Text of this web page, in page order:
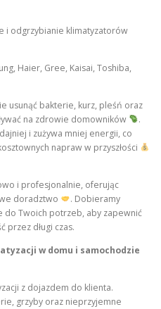
i odgrzybianie klimatyzatorów
Haier, Gree, Kaisai, Toshiba,
usunąć bakterie, kurz, pleśń oraz
na zdrowie domowników
.
i zużywa mniej energii, co
napraw w przyszłości
i profesjonalnie, oferując
doradztwo
. Dobieramy
do Twoich potrzeb, aby zapewnić
przez długi czas.
w domu i samochodzie
z dojazdem do klienta.
grzyby oraz nieprzyjemne